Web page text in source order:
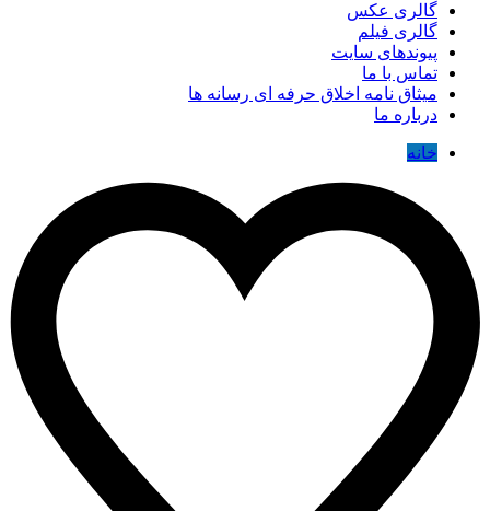
گالری عکس
گالری فیلم
پیوندهای سایت
تماس با ما
میثاق نامه اخلاق حرفه ای رسانه ها
درباره ما
خانه